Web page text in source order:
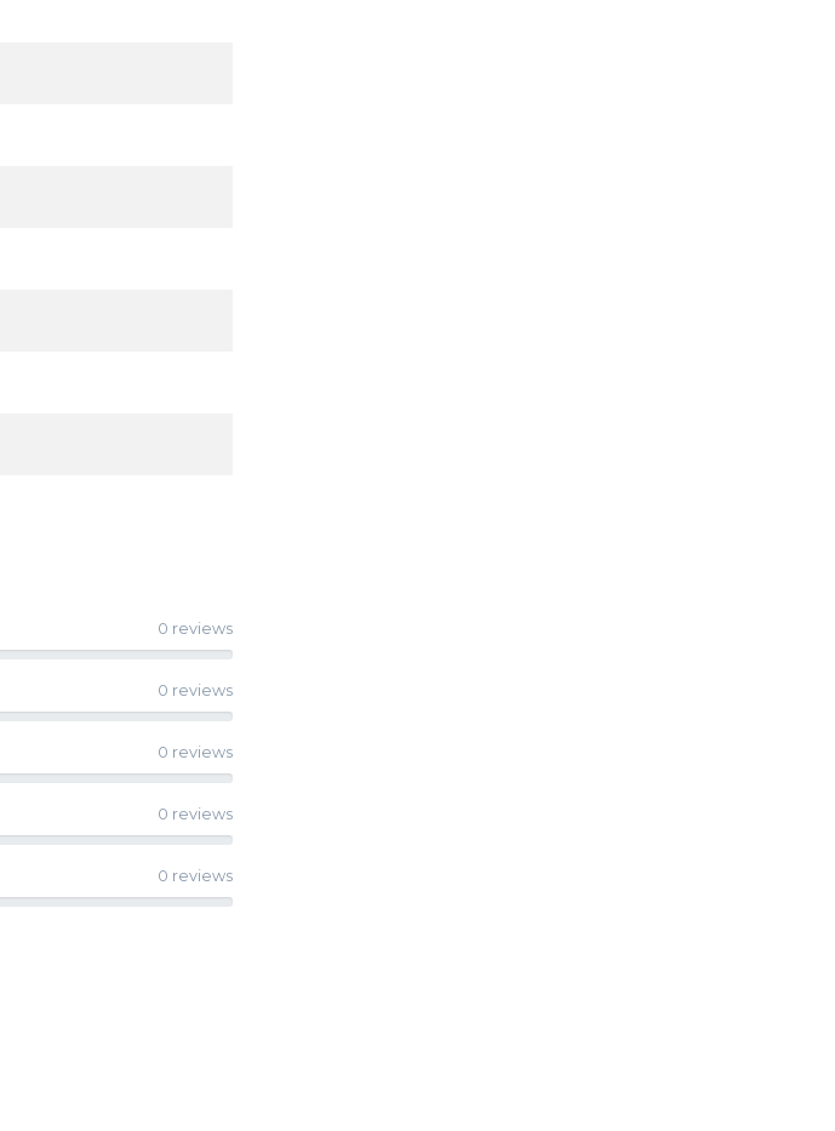
0 reviews
0 reviews
0 reviews
0 reviews
0 reviews